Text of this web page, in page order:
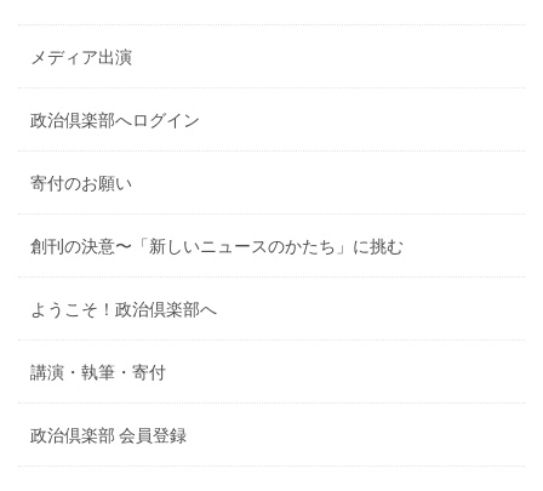
メディア出演
政治倶楽部へログイン
寄付のお願い
創刊の決意〜「新しいニュースのかたち」に挑む
ようこそ！政治倶楽部へ
講演・執筆・寄付
政治倶楽部 会員登録